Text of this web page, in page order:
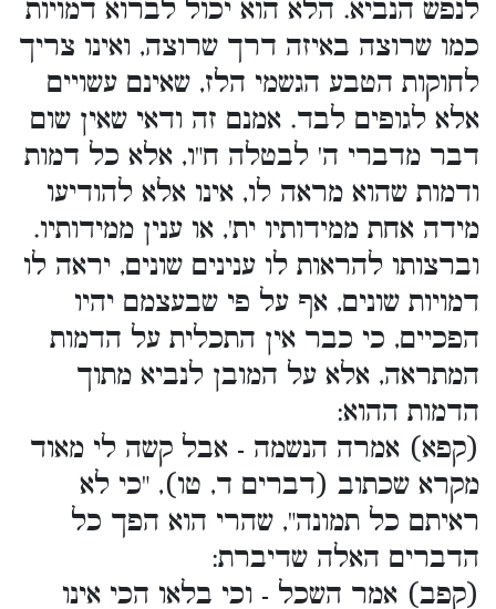
לנפש הנביא. הלא הוא יכול לברוא דמויות
כמו שרוצה באיזה דרך שרוצה, ואינו צריך
לחוקות הטבע הגשמי הלז, שאינם עשויים
אלא לגופים לבד. אמנם זה ודאי שאין שום
דבר מדברי ה' לבטלה ח"ו, אלא כל דמות
ודמות שהוא מראה לו, אינו אלא להודיעו
מידה אחת ממידותיו ית', או ענין ממידותיו.
וברצותו להראות לו ענינים שונים, יראה לו
דמויות שונים, אף על פי שבעצמם יהיו
הפכיים, כי כבר אין התכלית על הדמות
המתראה, אלא על המובן לנביא מתוך
הדמות ההוא:
(קפא) אמרה הנשמה - אבל קשה לי מאוד
מקרא שכתוב (דברים ד, טו), "כי לא
ראיתם כל תמונה", שהרי הוא הפך כל
הדברים האלה שדיברת:
(קפב) אמר השכל - וכי בלאו הכי אינו